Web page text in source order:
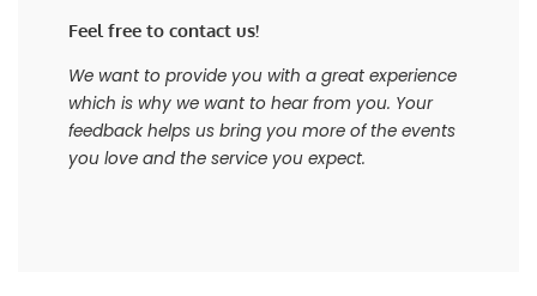
Feel free to contact us!
We want to provide you with a great experience
which is why we want to hear from you. Your
feedback helps us bring you more of the events
you love and the service you expect.